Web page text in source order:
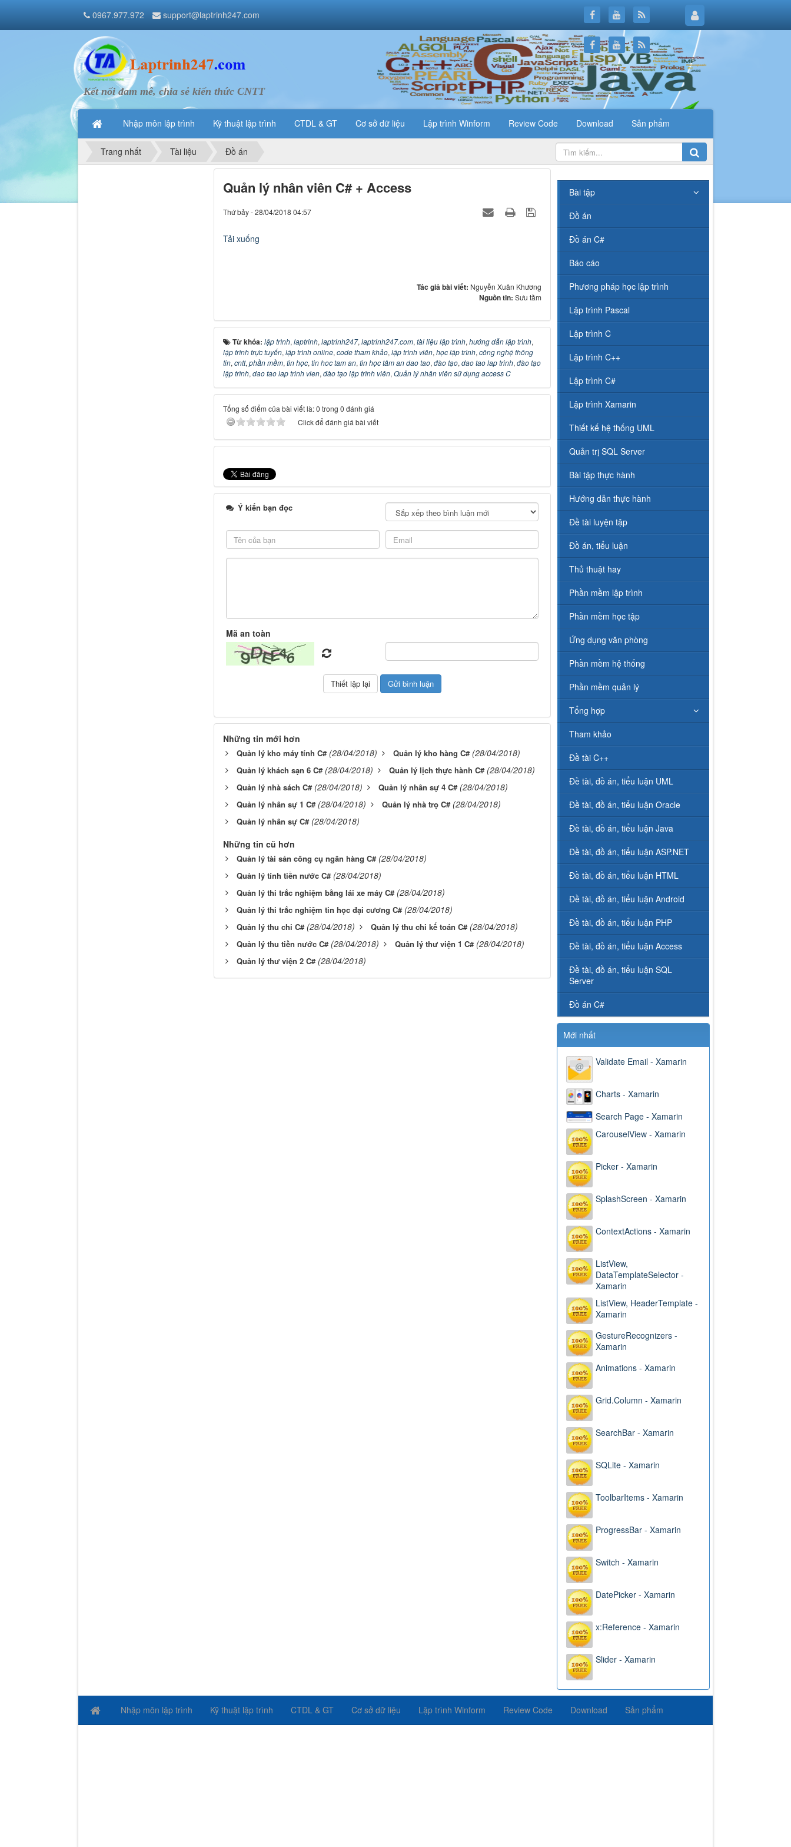
Kết nối đam mê, chia sẻ kiến thức CNTT
Nhập môn lập trình Kỹ thuật lập trình CTDL & GT Cơ sở dữ liệu Lập trình Winform Review Code Download Sản phẩm
0967.977.972 support@laptrinh247.com
Trang nhất Tài liệu Đồ án
Quản lý nhân viên C# + Access
Thứ bảy - 28/04/2018 04:57
Tải xuống
Tác giả bài viết: Nguyễn Xuân Khương
Nguồn tin:Sưu tầm
Từ khóa: lập trình, laptrinh, laptrinh247, laptrinh247.com, tài liệu lập trình, hướng dẫn lập trình,
lập trình trực tuyến, lập trình online, code tham khảo, lập trình viên, học lập trình, công nghệ thông
tin, cntt, phần mềm, tin học, tin hoc tam an, tin học tâm an dao tao, đào tạo, dao tao lap trinh, đào tạo
lập trình, dao tao lap trinh vien, đào tạo lập trình viên, Quản lý nhân viên sữ dụng access C
Tổng số điểm của bài viết là: 0 trong 0 đánh giá
Click để đánh giá bài viết
Ý kiến bạn đọc
Mã an toàn
Những tin mới hơn
Quản lý kho máy tính C# (28/04/2018) Quản lý kho hàng C# (28/04/2018)
Quản lý khách sạn 6 C# (28/04/2018) Quản lý lịch thực hành C# (28/04/2018)
Quản lý nhà sách C# (28/04/2018) Quản lý nhân sự 4 C# (28/04/2018)
Quản lý nhân sự 1 C# (28/04/2018) Quản lý nhà trọ C# (28/04/2018)
Quản lý nhân sự C# (28/04/2018)
Những tin cũ hơn
Quản lý tài sản công cụ ngân hàng C# (28/04/2018)
Quản lý tính tiền nước C# (28/04/2018)
Quản lý thi trắc nghiệm bằng lái xe máy C# (28/04/2018)
Quản lý thi trắc nghiệm tin học đại cương C# (28/04/2018)
Quản lý thu chi C# (28/04/2018) Quản lý thu chi kế toán C# (28/04/2018)
Quản lý thu tiền nước C# (28/04/2018) Quản lý thư viện 1 C# (28/04/2018)
Quản lý thư viện 2 C# (28/04/2018)
Bài tập
Đồ án
Đồ án C#
Báo cáo
Phương pháp học lập trình
Lập trình Pascal
Lập trình C
Lập trình C++
Lập trình C#
Lập trình Xamarin
Thiết kế hệ thống UML
Quản trị SQL Server
Bài tập thực hành
Hướng dẫn thực hành
Đề tài luyện tập
Đồ án, tiểu luận
Thủ thuật hay
Phần mềm lập trình
Phần mềm học tập
Ứng dụng văn phòng
Phần mềm hệ thống
Phần mềm quản lý
Tổng hợp
Tham khảo
Đề tài C++
Đề tài, đồ án, tiểu luận UML
Đề tài, đồ án, tiểu luận Oracle
Đề tài, đồ án, tiểu luận Java
Đề tài, đồ án, tiểu luận ASP.NET
Đề tài, đồ án, tiểu luận HTML
Đề tài, đồ án, tiểu luận Android
Đề tài, đồ án, tiểu luận PHP
Đề tài, đồ án, tiểu luận Access
Đề tài, đồ án, tiểu luận SQL
Server
Đồ án C#
Mới nhất
Validate Email - Xamarin
Charts - Xamarin
Search Page - Xamarin
CarouselView - Xamarin
Picker - Xamarin
SplashScreen - Xamarin
ContextActions - Xamarin
ListView,
DataTemplateSelector -
Xamarin
ListView, HeaderTemplate -
Xamarin
GestureRecognizers -
Xamarin
Animations - Xamarin
Grid.Column - Xamarin
SearchBar - Xamarin
SQLite - Xamarin
ToolbarItems - Xamarin
ProgressBar - Xamarin
Switch - Xamarin
DatePicker - Xamarin
x:Reference - Xamarin
Slider - Xamarin
Nhập môn lập trình Kỹ thuật lập trình CTDL & GT Cơ sở dữ liệu Lập trình Winform Review Code Download Sản phẩm